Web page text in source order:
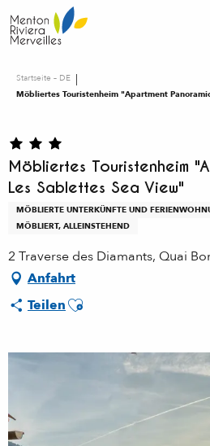
au
contenu
Startseite – DE
Möbliertes Touristenheim "Apartment
Möbliertes Touristenheim
Les Sablettes Sea View"
MÖBLIERTE UNTERKÜNFTE UND
MÖBLIERT, ALLEINSTEHEND
2 Traverse des Diamants, Quai
Anfahrt
TeilenAjouter aux favoris